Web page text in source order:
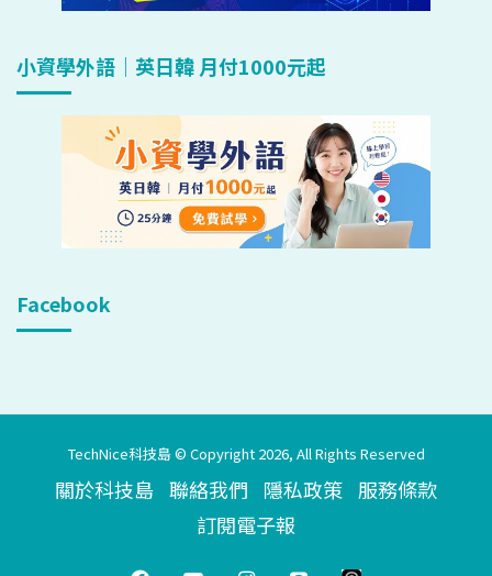
小資學外語｜英日韓 月付1000元起
Facebook
TechNice科技島 © Copyright 2026, All Rights Reserved
關於科技島 聯絡我們 隱私政策 服務條款
訂閱電子報